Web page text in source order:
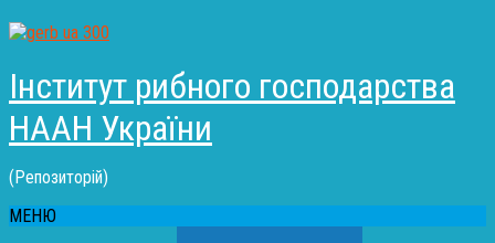
Інститут рибного господарства
НААН України
(Репозиторій)
МЕНЮ